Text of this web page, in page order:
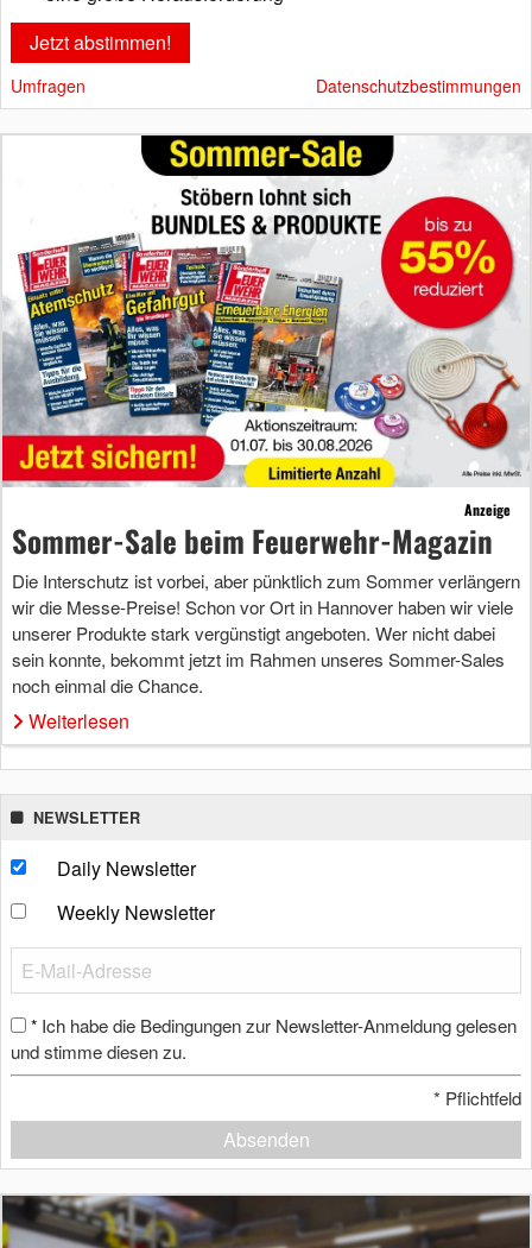
Umfragen Datenschutzbestimmungen
Anzeige
Sommer-Sale beim Feuerwehr-Magazin
Die Interschutz ist vorbei, aber pünktlich zum Sommer verlängern
wir die Messe-Preise! Schon vor Ort in Hannover haben wir viele
unserer Produkte stark vergünstigt angeboten. Wer nicht dabei
sein konnte, bekommt jetzt im Rahmen unseres Sommer-Sales
noch einmal die Chance.
Weiterlesen
NEWSLETTER
Daily Newsletter
Weekly Newsletter
* Ich habe die Bedingungen zur Newsletter-Anmeldung gelesen
und stimme diesen zu.
* Pflichtfeld
Absenden